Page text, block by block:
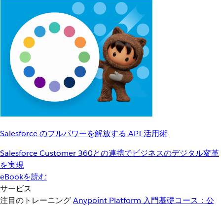
Salesforce のフルパワーを解放する API 活用術
Salesforce Customer 360との連携でビジネスのデジタル変革
を実現
eBookを読む
サービス
注目のトレーニングAnypoint Platform 入門基礎コース：公